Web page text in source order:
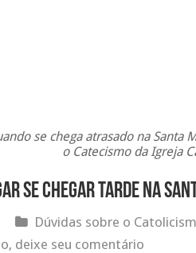
se chega atrasado na Santa
o Catecismo da Igreja
se Chegar Tarde na
Dúvidas sobre o
deixe seu comentário